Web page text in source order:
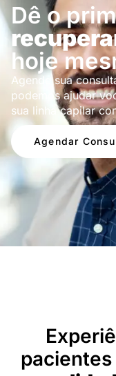
Dê o
hoje
Agende sua
podemos ajudar
sua linha capilar
Agendar
pacientes